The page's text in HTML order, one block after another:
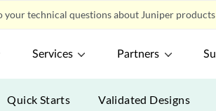
your technical questions about Juniper
Services Partners
Quick Starts Validated Designs